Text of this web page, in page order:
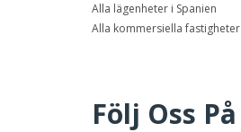
Alla lägenheter i Spanien
Alla kommersiella fastigheter
Följ Oss På